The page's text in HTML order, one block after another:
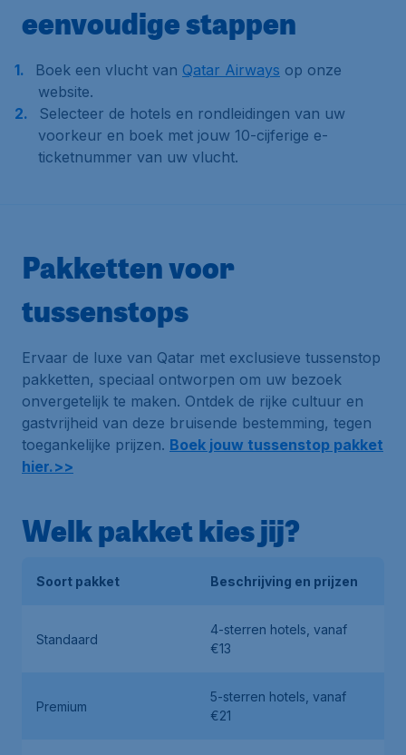
eenvoudige stappen
Boek een vlucht van Qatar Airways op onze
website.
Selecteer de hotels en rondleidingen van uw
voorkeur en boek met jouw 10-cijferige e-
ticketnummer van uw vlucht.
Pakketten voor
tussenstops
Ervaar de luxe van Qatar met exclusieve tussenstop
pakketten, speciaal ontworpen om uw bezoek
onvergetelijk te maken. Ontdek de rijke cultuur en
gastvrijheid van deze bruisende bestemming, tegen
toegankelijke prijzen. Boek jouw tussenstop pakket
hier.>>
Welk pakket kies jij?
Soort pakket Beschrijving en prijzen
Standaard
4-sterren hotels, vanaf
€13
Premium
5-sterren hotels, vanaf
€21